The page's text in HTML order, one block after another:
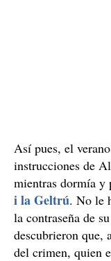
Así pues, el
instrucciones de
mientras dormía y
i la Geltrú. No le
la contraseña de
descubrieron que,
del crimen, quien